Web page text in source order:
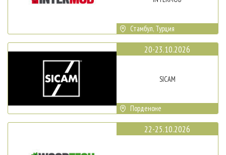
Стамбул, Турция
20-23.10.2026
SICAM
Порденоне
22-25.10.2026